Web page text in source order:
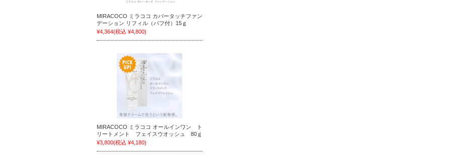
MIRACOCO ミラココ カバータッチファン
デーション リフィル（パフ付）15ｇ
¥4,364(税込 ¥4,800)
MIRACOCO ミラココ オールインワン ト
リートメント フェイスウオッシュ 80ｇ
¥3,800(税込 ¥4,180)